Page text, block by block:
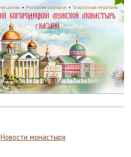
Новости монастыря